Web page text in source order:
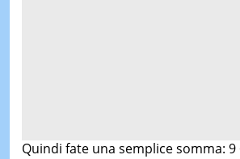
Quindi fate una semplice somma: 9